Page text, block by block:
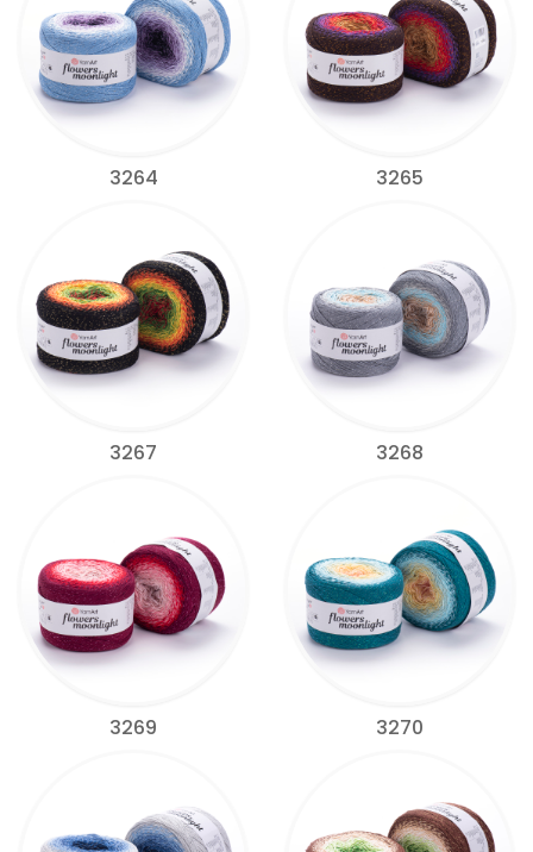
3264 3265
3267 3268
3269 3270